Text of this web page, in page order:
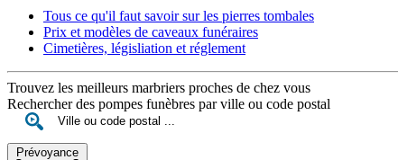
Tous ce qu'il faut savoir sur les pierres tombales
Prix et modèles de caveaux funéraires
Cimetières, législiation et réglement
Trouvez les meilleurs marbriers proches de chez vous
Rechercher des pompes funèbres par ville ou code postal
Prévoyance